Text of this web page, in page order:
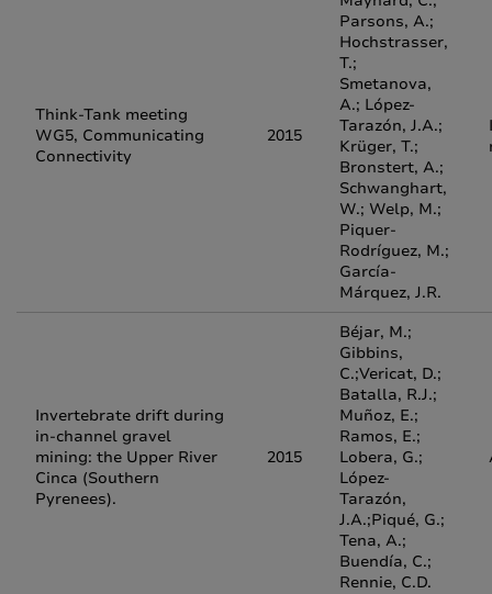
Think-Tank meeting
WG5, Communicating
Connectivity
2015
Parsons, A.;
Hochstrasser,
T.;
Smetanova,
A.; López-
Tarazón, J.A.;
Krüger, T.;
Bronstert, A.;
Schwanghart,
W.; Welp, M.;
Piquer-
Rodríguez, M.;
García-
Márquez, J.R.
Invertebrate drift during
in-channel gravel
mining: the Upper River
Cinca (Southern
Pyrenees).
2015
Béjar, M.;
Gibbins,
C.;Vericat, D.;
Batalla, R.J.;
Muñoz, E.;
Ramos, E.;
Lobera, G.;
López-
Tarazón,
J.A.;Piqué, G.;
Tena, A.;
Buendía, C.;
Rennie, C.D.